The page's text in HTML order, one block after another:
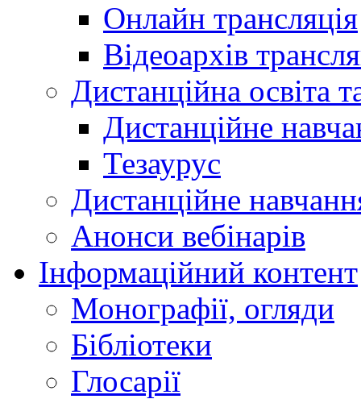
Онлайн трансляція
Відеоархів
Дистанційна освіта
Дистанційне
Тезаурус
Дистанційне
Анонси вебінарів
Інформаційний контент
Монографії, огляди
Бібліотеки
Глосарії